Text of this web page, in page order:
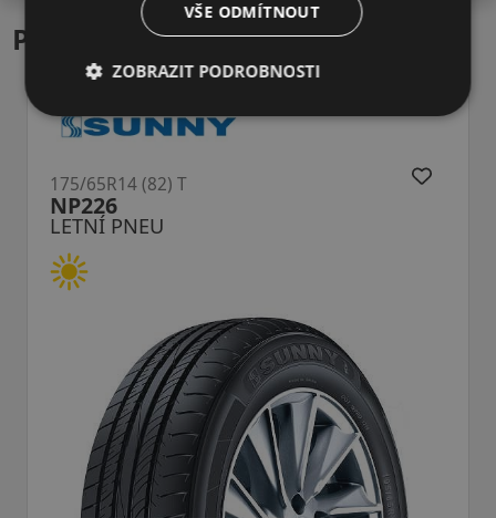
Podobné produkty
LETNÍ PNEU
NP226
175/65R14 (82) T
VŠE ODMÍTNOUT
ZOBRAZIT PODROBNOSTI